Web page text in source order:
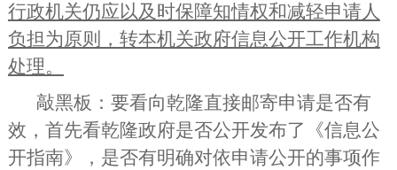
行政机关仍应以及时保障知情权和减轻申请人
负担为原则，转本机关政府信息公开工作机构
处理。
敲黑板：要看向乾隆直接邮寄申请是否有
效，首先看乾隆政府是否公开发布了《信息公
开指南》，是否有明确对依申请公开的事项作